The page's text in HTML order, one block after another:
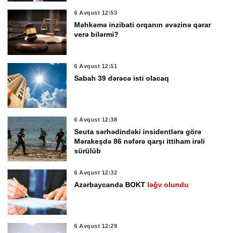
6 Avqust 12:53
Məhkəmə inzibati orqanın əvəzinə qərar
verə bilərmi?
6 Avqust 12:51
Sabah 39 dərəcə isti olacaq
6 Avqust 12:38
Seuta sərhədindəki insidentlərə görə
Mərakeşdə 86 nəfərə qarşı ittiham irəli
sürülüb
6 Avqust 12:32
Azərbaycanda BOKT ləğv olundu
6 Avqust 12:29